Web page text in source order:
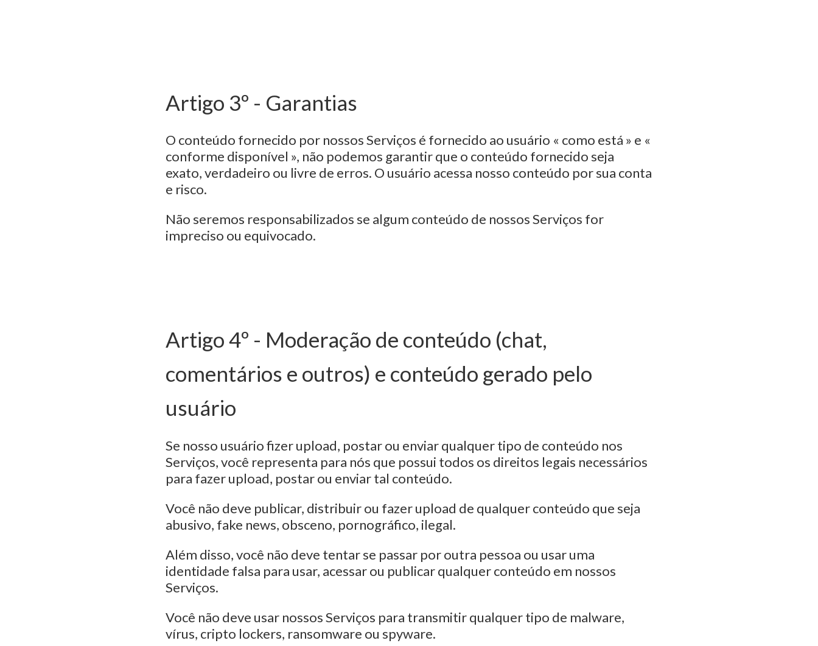
Artigo 3º - Garantias
O conteúdo fornecido por nossos Serviços é fornecido ao usuário « como está » e «
conforme disponível », não podemos garantir que o conteúdo fornecido seja
exato, verdadeiro ou livre de erros. O usuário acessa nosso conteúdo por sua conta
e risco.
Não seremos responsabilizados se algum conteúdo de nossos Serviços for
impreciso ou equivocado.
Artigo 4º - Moderação de conteúdo (chat,
comentários e outros) e conteúdo gerado pelo
usuário
Se nosso usuário fizer upload, postar ou enviar qualquer tipo de conteúdo nos
Serviços, você representa para nós que possui todos os direitos legais necessários
para fazer upload, postar ou enviar tal conteúdo.
Você não deve publicar, distribuir ou fazer upload de qualquer conteúdo que seja
abusivo, fake news, obsceno, pornográfico, ilegal.
Além disso, você não deve tentar se passar por outra pessoa ou usar uma
identidade falsa para usar, acessar ou publicar qualquer conteúdo em nossos
Serviços.
Você não deve usar nossos Serviços para transmitir qualquer tipo de malware,
vírus, cripto lockers, ransomware ou spyware.